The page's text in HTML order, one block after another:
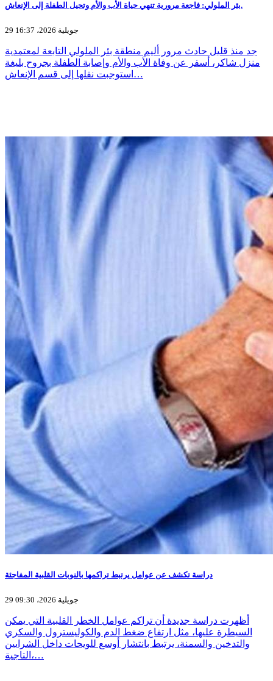
بئر الملولي: فاجعة مرورية تنهي حياة الأب والأم وتحيل الطفلة إلى الإنعاش.
29 جويلية 2026، 16:37
جد منذ قليل حادث مرور أليم منطقة بئر الملولي التابعة لمعتمدية
منزل شاكر، أسفر عن وفاة الأب والأم وإصابة الطفلة بجروح بليغة
استوجبت نقلها إلى قسم الإنعاش…
دراسة تكشف عن عوامل يرتبط تراكمها بالنوبات القلبية المفاجئة
29 جويلية 2026، 09:30
أظهرت دراسة جديدة أن تراكم عوامل الخطر القلبية التي يمكن
السيطرة عليها، مثل ارتفاع ضغط الدم والكوليسترول والسكري
والتدخين والسمنة، يرتبط بانتشار أوسع للويحات داخل الشرايين
التاجية،…